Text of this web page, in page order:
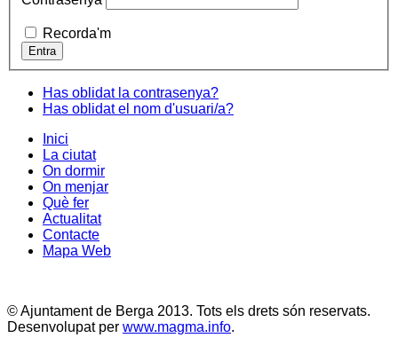
Recorda'm
Has oblidat la contrasenya?
Has oblidat el nom d'usuari/a?
Inici
La ciutat
On dormir
On menjar
Què fer
Actualitat
Contacte
Mapa Web
© Ajuntament de Berga 2013. Tots els drets són reservats.
Desenvolupat per www.magma.info.